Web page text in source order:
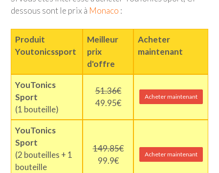
dessous sont le prix à Monaco :
Produit
Youtonicssport
Meilleur
prix
d'offre
Acheter
maintenant
YouTonics
Sport
(1 bouteille)
51.36€
49.95€
Acheter maintenant
YouTonics
Sport
(2 bouteilles + 1
bouteille
149.85€
99.9€
Acheter maintenant